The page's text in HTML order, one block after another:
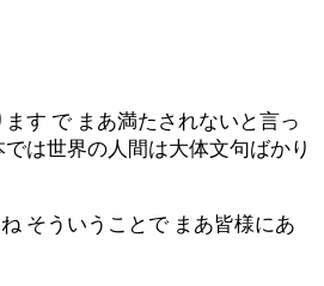
す で まあ満たされないと言っ
は世界の人間は大体文句ばかり
そういうことで まあ皆様にあ